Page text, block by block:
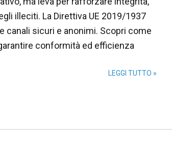
illeciti. La Direttiva UE 2019/1937
canali sicuri e anonimi. Scopri come
conformità ed efficienza
LEGGI TUTTO »